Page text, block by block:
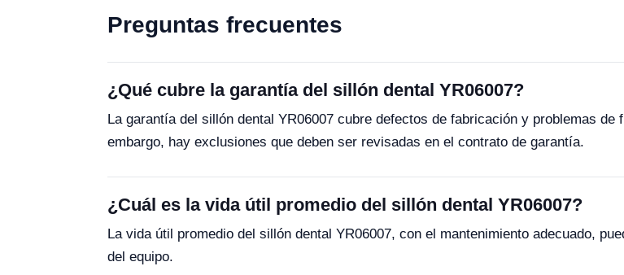
Preguntas frecuentes
¿Qué cubre la garantía del sillón dental YR06007?
La garantía del sillón dental YR06007 cubre defectos de fabricación y problemas
embargo, hay exclusiones que deben ser revisadas en el contrato de garantía.
¿Cuál es la vida útil promedio del sillón dental YR06007?
La vida útil promedio del sillón dental YR06007, con el mantenimiento adecuado,
del equipo.